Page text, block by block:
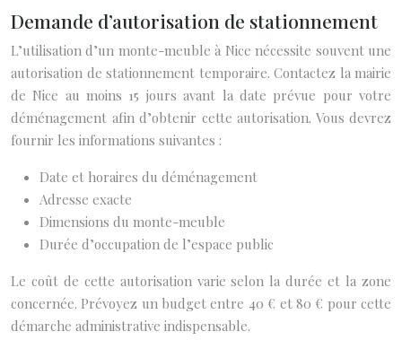
Demande d’autorisation de stationnement
L’utilisation d’un monte-meuble à Nice nécessite souvent une
autorisation de stationnement temporaire. Contactez la mairie
de Nice au moins 15 jours avant la date prévue pour votre
déménagement afin d’obtenir cette autorisation. Vous devrez
fournir les informations suivantes :
Date et horaires du déménagement
Adresse exacte
Dimensions du monte-meuble
Durée d’occupation de l’espace public
Le coût de cette autorisation varie selon la durée et la zone
concernée. Prévoyez un budget entre 40 € et 80 € pour cette
démarche administrative indispensable.